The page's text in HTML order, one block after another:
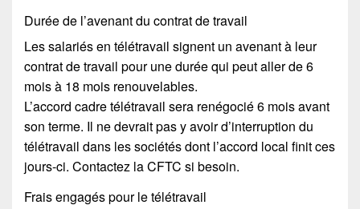
Durée de l’avenant du contrat de travail
Les salariés en télétravail signent un avenant à leur
contrat de travail pour une durée qui peut aller de 6
mois à 18 mois renouvelables.
L’accord cadre télétravail sera renégocié 6 mois avant
son terme. Il ne devrait pas y avoir d’interruption du
télétravail dans les sociétés dont l’accord local finit ces
jours-ci. Contactez la CFTC si besoin.
Frais engagés pour le télétravail